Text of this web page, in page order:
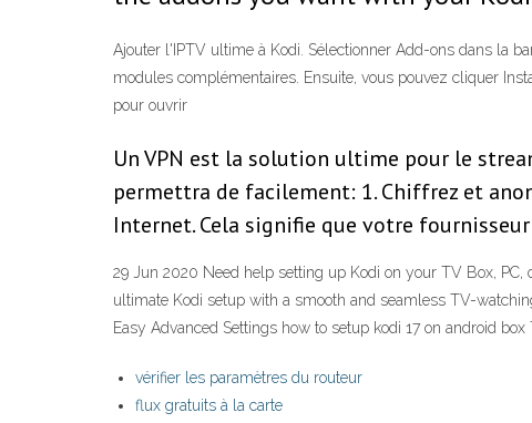
Ajouter l'IPTV ultime à Kodi. Sélectionner Add-ons dans la
modules complémentaires. Ensuite, vous pouvez cliquer
pour ouvrir
Un VPN est la solution ultime pour le
permettra de facilement: 1. Chiffrez et
Internet. Cela signifie que votre
29 Jun 2020 Need help setting up Kodi on your TV Box,
ultimate Kodi setup with a smooth and seamless TV-
Easy Advanced Settings how to setup kodi 17 on android
vérifier les paramètres du routeur
flux gratuits à la carte